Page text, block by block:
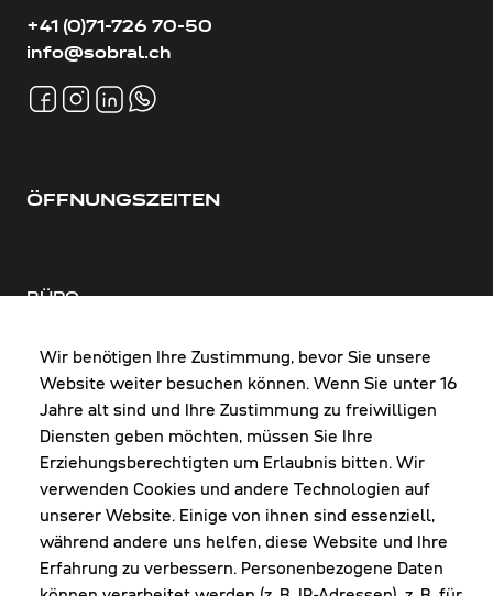
Wir benötigen Ihre Zustimmung, bevor Sie unsere
Website weiter besuchen können. Wenn Sie unter 16
Jahre alt sind und Ihre Zustimmung zu freiwilligen
Diensten geben möchten, müssen Sie Ihre
Erziehungsberechtigten um Erlaubnis bitten. Wir
verwenden Cookies und andere Technologien auf
unserer Website. Einige von ihnen sind essenziell,
während andere uns helfen, diese Website und Ihre
Erfahrung zu verbessern. Personenbezogene Daten
+41 (0)71-726 70-50
info@sobral.ch
ÖFFNUNGSZEITEN
BÜRO
FR: 8:00-12:00 & 13:00-16:00 Uhr
Shop Diepoldsau
MO-Do: 8:00-12:00 & 13:00-17:30 Uhr
Fr: 8:00-16:00 Uhr
1. Samstag im Monat: 9:00-16:00 Uhr
NEWSLETTER